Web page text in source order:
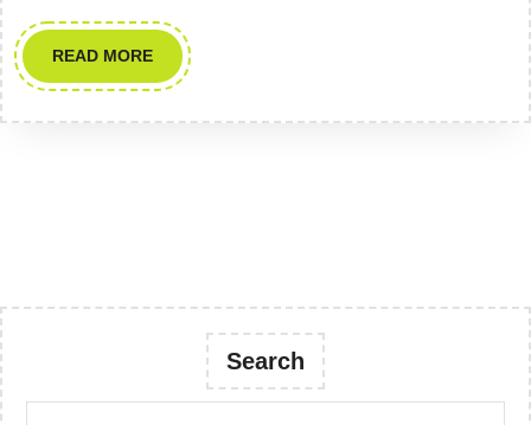
READ MOREREAD
MORE
Search